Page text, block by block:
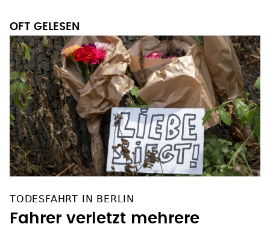
OFT GELESEN
TODESFAHRT IN BERLIN
Fahrer verletzt mehrere